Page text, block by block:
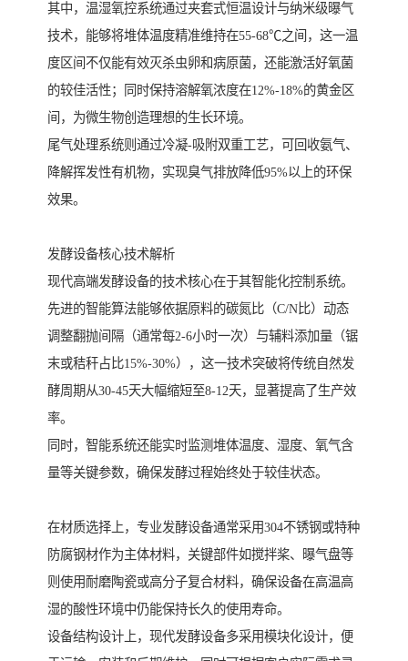
其中，温湿氧控系统通过夹套式恒温设计与纳米级曝气
技术，能够将堆体温度精准维持在55-68℃之间，这一温
度区间不仅能有效灭杀虫卵和病原菌，还能激活好氧菌
的较佳活性；同时保持溶解氧浓度在12%-18%的黄金区
间，为微生物创造理想的生长环境。
尾气处理系统则通过冷凝-吸附双重工艺，可回收氨气、
降解挥发性有机物，实现臭气排放降低95%以上的环保
效果。
发酵设备核心技术解析
现代高端发酵设备的技术核心在于其智能化控制系统。
先进的智能算法能够依据原料的碳氮比（C/N比）动态
调整翻抛间隔（通常每2-6小时一次）与辅料添加量（锯
末或秸秆占比15%-30%），这一技术突破将传统自然发
酵周期从30-45天大幅缩短至8-12天，显著提高了生产效
率。
同时，智能系统还能实时监测堆体温度、湿度、氧气含
量等关键参数，确保发酵过程始终处于较佳状态。
在材质选择上，专业发酵设备通常采用304不锈钢或特种
防腐钢材作为主体材料，关键部件如搅拌桨、曝气盘等
则使用耐磨陶瓷或高分子复合材料，确保设备在高温高
湿的酸性环境中仍能保持长久的使用寿命。
设备结构设计上，现代发酵设备多采用模块化设计，便